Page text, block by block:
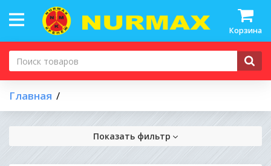
Корзина
Главная
Показать фильтр